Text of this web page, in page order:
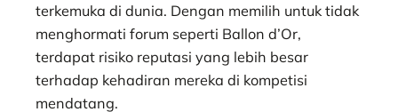
terkemuka di dunia. Dengan memilih untuk tidak
menghormati forum seperti Ballon d’Or,
terdapat risiko reputasi yang lebih besar
terhadap kehadiran mereka di kompetisi
mendatang.